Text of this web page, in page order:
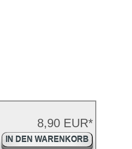
8,90 EUR*
IN DEN WARENKORB